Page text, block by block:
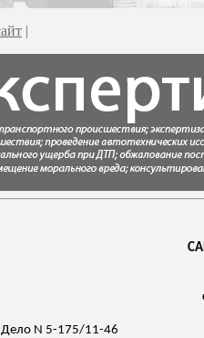
|
Дело N 5-175/11-46